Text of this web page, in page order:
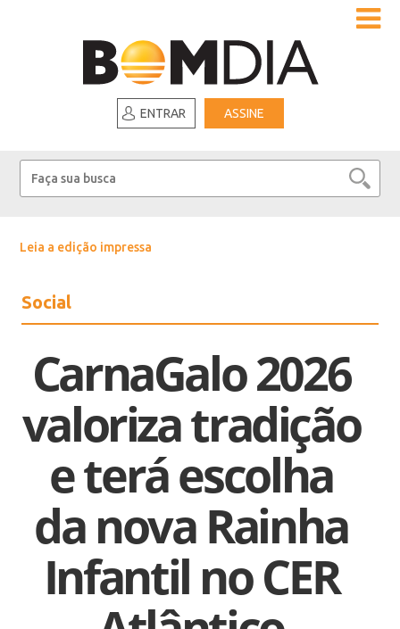
ENTRAR ASSINE
Leia a edição impressa
Social
CarnaGalo 2026
valoriza tradição
e terá escolha
da nova Rainha
Infantil no CER